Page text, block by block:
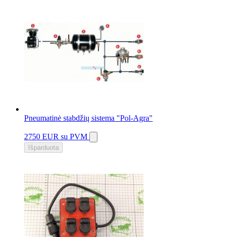
Pneumatinė stabdžių sistema "Pol-Agra"
2750 EUR su PVM
Išparduota